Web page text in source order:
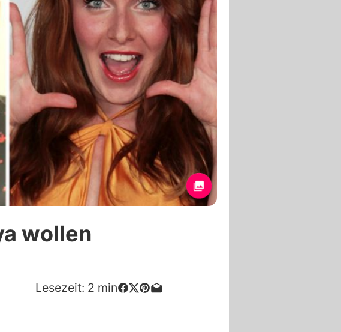
wollen
Lesezeit: 2 min